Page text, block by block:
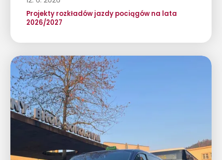
Projekty rozkładów jazdy pociągów na lata
2026/2027